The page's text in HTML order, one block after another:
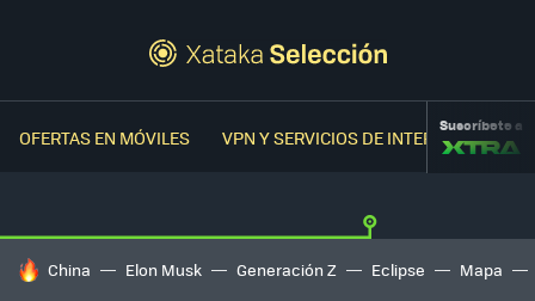
OFERTAS EN MÓVILES VPN Y SERVICIOS DE INTERNETSuscríbete a
HOY SE HABLA DE
China Elon Musk Generación Z Eclipse Mapa